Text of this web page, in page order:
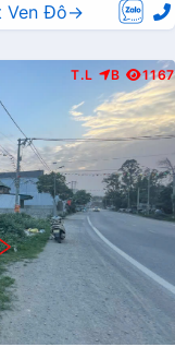
Ven Đô→
T.L B 1167